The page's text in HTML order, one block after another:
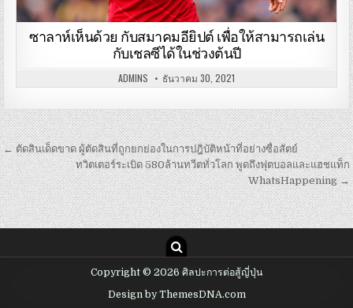
ซาลาห์เห็นด้วย กับสมาคมอียิปต์ เพื่อให้สามารถเล่น
กับเชลซีได้ในช่วงต้นปี
ADMINS ธันวาคม 30, 2021
เมนู
นำทาง
เรื่อง
← ตัดสินเด็ดขาด ผู้ตัดสินที่ถูกยกย่องในการปฎิบัติหน้าที่อย่างซื่อสัตย์
ทวิตเตอร์ระเบิด 580ล้านทวีตทั่วโลก พูดถึงฟุตบอลและแฮชแท็ก
WhatsHappening →
Copyright © 2026 ศิลปะการต่อสู้ญี่ปุ่น
Design by ThemesDNA.com